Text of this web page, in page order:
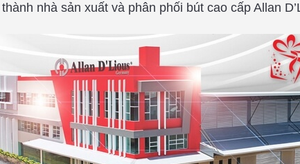
nhà sản xuất và phân phối bút cao cấp Allan